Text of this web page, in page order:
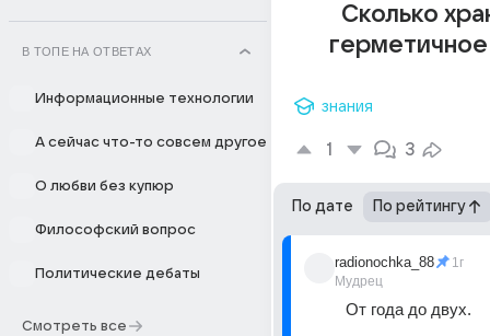
В ТОПЕ НА ОТВЕТАХ
Информационные технологии
А сейчас что-то совсем другое
О любви без купюр
Философский вопрос
Политические дебаты
Смотреть все
Сколько
знания
1 3
По дате По рейтингу
radionochka_88
Мудрец
1г
От года до двух.